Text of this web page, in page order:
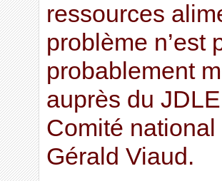
ressources
problème n’est
probablement
auprès du
Comité
Gérald Viaud.